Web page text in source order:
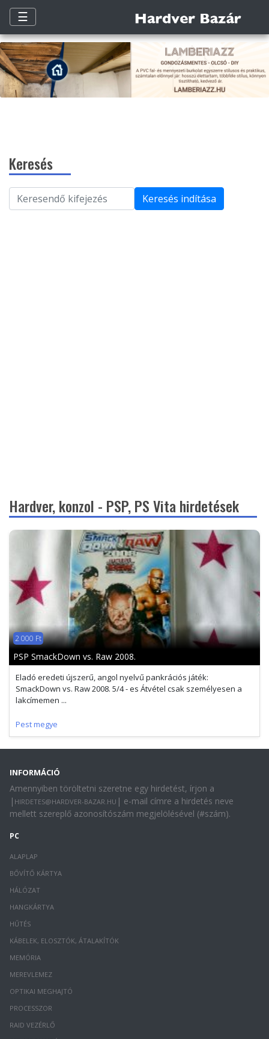
☰
Keresés
Keresés indítása
Hardver, konzol - PSP, PS Vita hirdetések
2 000 Ft
PSP SmackDown vs. Raw 2008.
Eladó eredeti újszerű, angol nyelvű pankrációs játék:
SmackDown vs. Raw 2008. 5/4 - es Átvétel csak személyesen a
lakcímemen ...
Pest megye
INFORMÁCIÓ
Amennyiben töröltetni szeretne egy hirdetést, írjon a
| HIRDETES@HARDVER-BAZAR.HU | e-mail címre a hirdetés neve
mellett szereplő azonosítószám megjelölésével (#szám).
PC
ALAPLAP
BŐVÍTŐ KÁRTYA
HÁLÓZAT
HANGKÁRTYA
HŰTÉS
KÁBELEK, ELOSZTÓK, ÁTALAKÍTÓK
MEMÓRIA
MEREVLEMEZ
OPTIKAI MEGHAJTÓ
PROCESSZOR
RAID VEZÉRLŐ